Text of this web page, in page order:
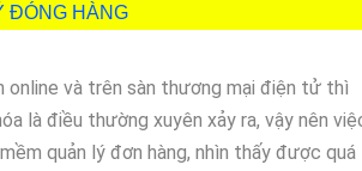
ĐÓNG HÀNG
online và trên sàn thương mại điện tử thì
là điều thường xuyên xảy ra, vậy nên
quản lý đơn hàng, nhìn thấy được quá